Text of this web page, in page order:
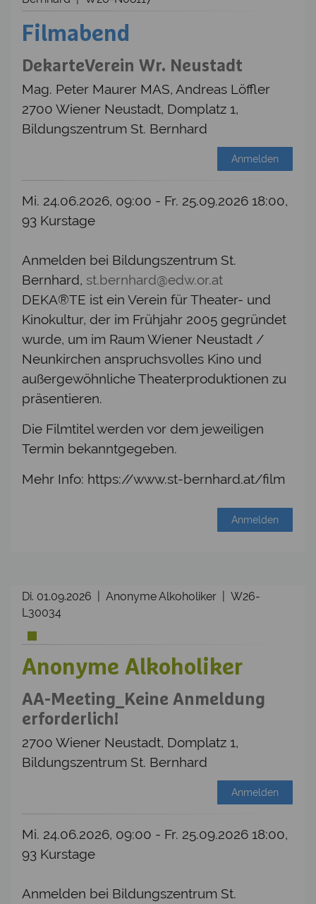
Filmabend
DekarteVerein Wr. Neustadt
Mag. Peter Maurer MAS, Andreas Löffler
2700 Wiener Neustadt, Domplatz 1,
Bildungszentrum St. Bernhard
Anmelden
Mi. 24.06.2026, 09:00 - Fr. 25.09.2026 18:00,
93 Kurstage
Anmelden bei Bildungszentrum St.
Bernhard, st.bernhard@edw.or.at
DEKA®TE ist ein Verein für Theater- und
Kinokultur, der im Frühjahr 2005 gegründet
wurde, um im Raum Wiener Neustadt /
Neunkirchen anspruchsvolles Kino und
außergewöhnliche Theaterproduktionen zu
präsentieren.
Die Filmtitel werden vor dem jeweiligen
Termin bekanntgegeben.
Mehr Info: https://www.st-bernhard.at/film
Anmelden
Di. 01.09.2026 | Anonyme Alkoholiker | W26-
L30034
Anonyme Alkoholiker
AA-Meeting_Keine Anmeldung
erforderlich!
2700 Wiener Neustadt, Domplatz 1,
Bildungszentrum St. Bernhard
Anmelden
Mi. 24.06.2026, 09:00 - Fr. 25.09.2026 18:00,
93 Kurstage
Anmelden bei Bildungszentrum St.